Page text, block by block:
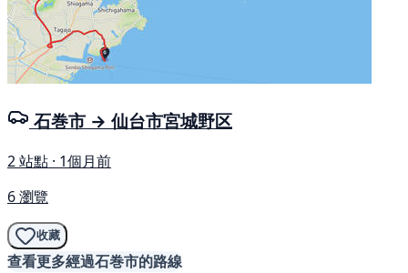
石巻市 → 仙台市宮城野区
2 站點 · 1個月前
6 瀏覽
收藏
查看更多經過石巻市的路線